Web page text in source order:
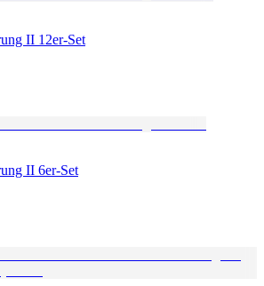
II 12er-Set
II 6er-Set